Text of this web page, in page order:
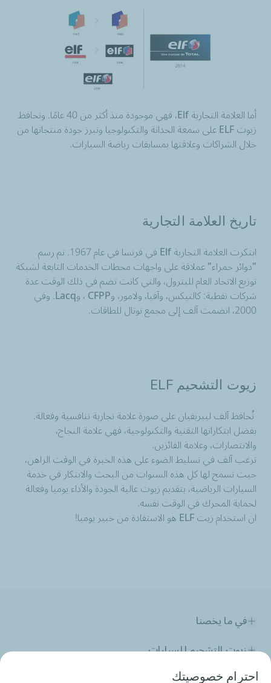
أما العلامة التجارية Elf، فهي موجودة منذ أكثر من 40 عامًا. وتحافظ
زيوت ELF على سمعة الحداثة والتكنولوجيا وتبرز جودة منتجاتها من
خلال الشراكات وعلاقتها بمسابقات رياضة السيارات.
تاريخ العلامة التجارية
ابتكرت العلامة التجارية Elf في فرنسا في عام 1967. تم رسم
"دوائر حمراء" عملاقة على واجهات محطات الخدمات التابعة لشبكة
توزيع الاتحاد العام للبترول، والتي كانت تضم في ذلك الوقت عدة
شركات نفطية: كالتيكس، وآفيا، ولامور، وCFPP ، وLacq. وفي
2000، انضمت آلف إلى مجمع توتال للطاقات.
زيوت التشحيم ELF
تُحافظ آلف ليبريفيان على صورة علامة تجارية تنافسية وفعالة.
بفضل ابتكاراتها التقنية والتكنولوجية، فهي علامة النجاح،
والانتصارات، وعلامة الفائزين.
ترغب آلف في تسليط الضوء على هذه الخبرة في الوقت الراهن،
حيت تسمح لها كل هذه السنوات من البحث والابتكار في خدمة
السيارات الرياضية، بتقديم زيوت عالية الجودة والأداء يوميا وفعالة
لحماية المحرك في الوقت نفسه.
ان استخدام زيت ELF هو الاستفادة من خبير يوميا!
في ما يخصنا
زيوت التشحيم للسيارات
احترام خصوصيتك